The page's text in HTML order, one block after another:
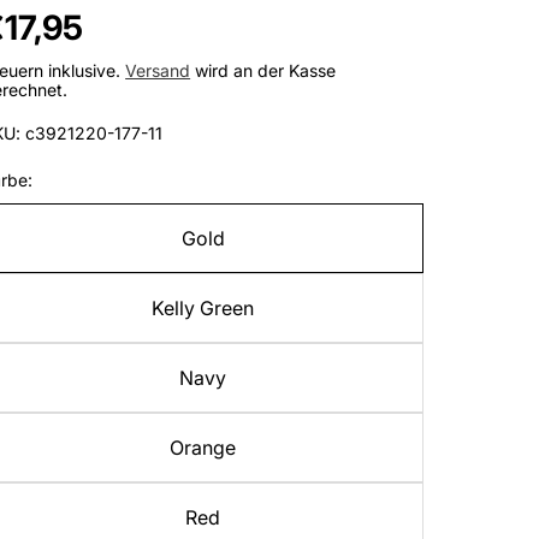
inklusive.Versand wird an der Kasse
c3921220-177-11
Gold
Kelly Green
Navy
Orange
Red